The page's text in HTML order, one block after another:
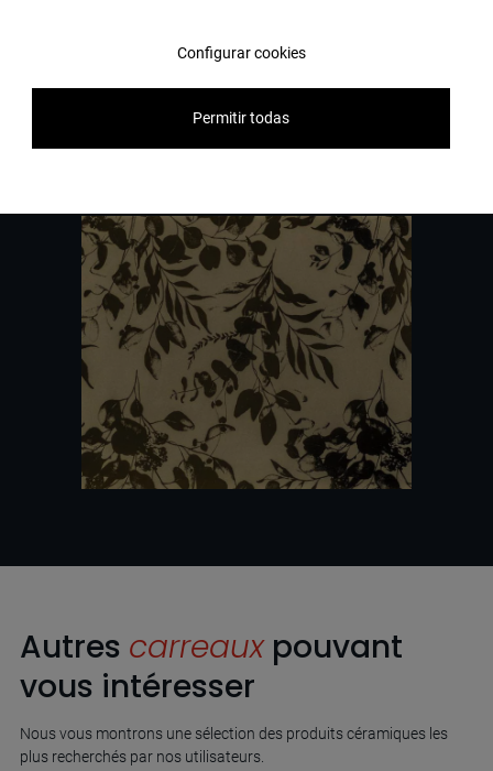
Contactez-nous
Autres carreauxpouvant
vous intéresser
Nous vous montrons une sélection des produits céramiques les
plus recherchés par nos utilisateurs.
Configurar cookies
Permitir todas